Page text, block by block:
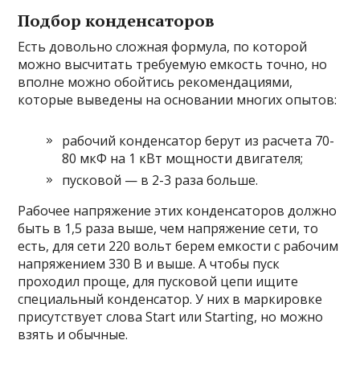
Подбор конденсаторов
Есть довольно сложная формула, по которой
можно высчитать требуемую емкость точно, но
вполне можно обойтись рекомендациями,
которые выведены на основании многих опытов:
рабочий конденсатор берут из расчета 70-
80 мкФ на 1 кВт мощности двигателя;
пусковой — в 2-3 раза больше.
Рабочее напряжение этих конденсаторов должно
быть в 1,5 раза выше, чем напряжение сети, то
есть, для сети 220 вольт берем емкости с рабочим
напряжением 330 В и выше. А чтобы пуск
проходил проще, для пусковой цепи ищите
специальный конденсатор. У них в маркировке
присутствует слова Start или Starting, но можно
взять и обычные.